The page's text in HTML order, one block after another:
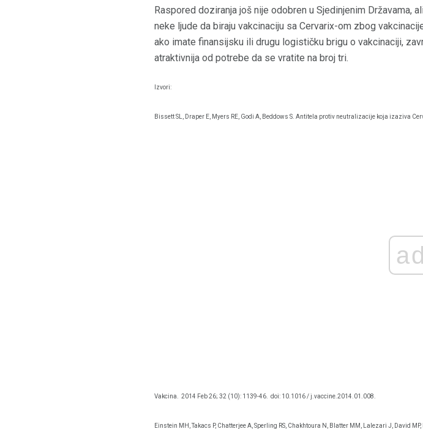
Raspored doziranja još nije odobren u Sjedinjenim Državama,
neke ljude da biraju vakcinaciju sa Cervarix-om zbog
ako imate finansijsku ili drugu logističku brigu o vakcinaciji,
atraktivnija od potrebe da se vratite na broj tri.
Izvori:
Bissett SL, Draper E, Myers RE, Godi A, Beddows S. Antitela protiv neutralizacije koja
ad
Vakcina. 2014 Feb 26; 32 (10): 1139-46. doi: 10.1016 / j.vaccine.2014.01.008.
Einstein MH, Takacs P, Chatterjee A, Sperling RS, Chakhtoura N, Blatter MM, Lalezari J, David